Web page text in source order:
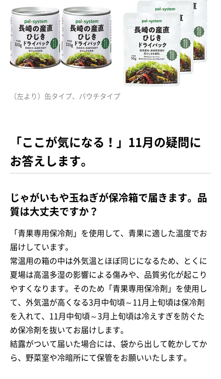
（左より）缶タイプ、パウチタイプ
「ここが気になる！」11月の疑問に
お答えします。
じゃがいもや玉ねぎが保冷箱で届きます。品
質は大丈夫ですか？
「青果専用保冷剤」を使用して、青果に適した温度でお
届けしています。
常温用の箱の中は外気温とほぼ同じになるため、とくに
夏場は高温多湿の影響による傷みや、品質劣化が起こり
やすくなります。そのため「青果専用保冷剤」を使用し
て、外気温が高くなる3月中旬頃～11月上旬頃は保冷剤
を入れて、11月中旬頃～3月上旬頃は冷えすぎを防ぐた
め保冷剤を抜いてお届けします。
結露がついて届いた場合には、袋から出して乾かしてか
ら、野菜室や冷暗所にて保管をお願いいたします。